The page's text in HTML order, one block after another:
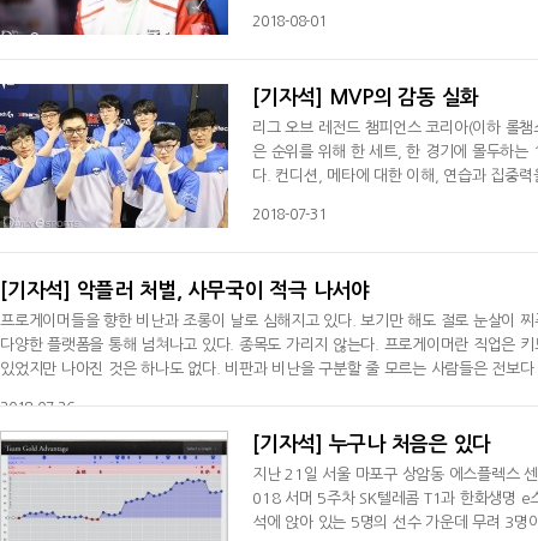
에서 패하자 2세트에서 5명 모두 교체를 선
2018-08-01
[기자석] MVP의 감동 실화
리그 오브 레전드 챔피언스 코리아(이하 롤
은 순위를 위해 한 세트, 한 경기에 몰두하는
다. 컨디션, 메타에 대한 이해, 연습과 집중
나 뼈 아프게 다가왔을지 짐작할 수 있다. 지
2018-07-31
[기자석] 악플러 처벌, 사무국이 적극 나서야
프로게이머들을 향한 비난과 조롱이 날로 심해지고 있다. 보기만 해도 절로 눈살이
다양한 플랫폼을 통해 넘쳐나고 있다. 종목도 가리지 않는다. 프로게이머란 직업은
있었지만 나아진 것은 하나도 없다. 비판과 비난을 구분할 줄 모르는 사람들은 전보
2018-07-26
[기자석] 누구나 처음은 있다
지난 21일 서울 마포구 상암동 에스플렉스
018 서머 5주차 SK텔레콤 T1과 한화생명 e스포츠
석에 앉아 있는 5명의 선수 가운데 무려 3명